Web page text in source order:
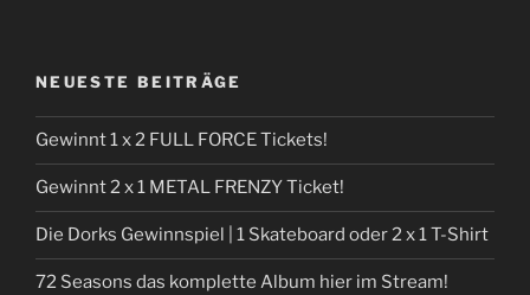
NEUESTE BEITRÄGE
Gewinnt 1 x 2 FULL FORCE Tickets!
Gewinnt 2 x 1 METAL FRENZY Ticket!
Die Dorks Gewinnspiel | 1 Skateboard oder 2 x 1 T-Shirt
72 Seasons das komplette Album hier im Stream!